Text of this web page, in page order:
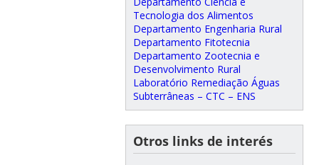
Tecnologia dos Alimentos
Departamento Engenharia Rural
Departamento Fitotecnia
Departamento Zootecnia e
Desenvolvimento Rural
Laboratório Remediação Águas
Subterrâneas – CTC – ENS
Otros links de interés